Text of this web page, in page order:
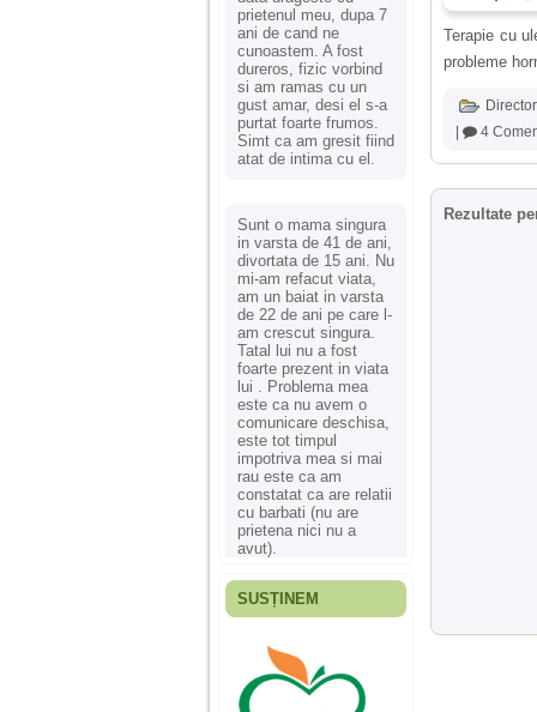
prietenul meu, dupa 7
ani de cand ne
cunoastem. A fost
dureros, fizic vorbind
si am ramas cu un
gust amar, desi el s-a
purtat foarte frumos.
Simt ca am gresit fiind
atat de intima cu el.
Sunt o mama singura
in varsta de 41 de ani,
divortata de 15 ani. Nu
mi-am refacut viata,
am un baiat in varsta
de 22 de ani pe care l-
am crescut singura.
Tatal lui nu a fost
foarte prezent in viata
lui . Problema mea
este ca nu avem o
comunicare deschisa,
este tot timpul
impotriva mea si mai
rau este ca am
constatat ca are relatii
cu barbati (nu are
prietena nici nu a
avut).
Fiica mea s-a nascut
ani, privind in urma
realizez cat de multe
greseli am facut in
educatia si cresterea
SUSȚINEM
Terapie cu
probleme
4
Rezultate